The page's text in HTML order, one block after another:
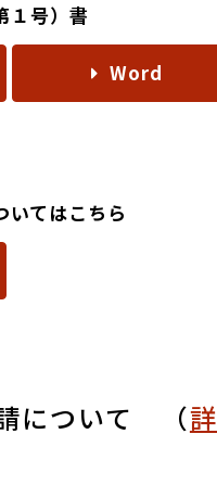
１号）書
Word
てはこちら
について （